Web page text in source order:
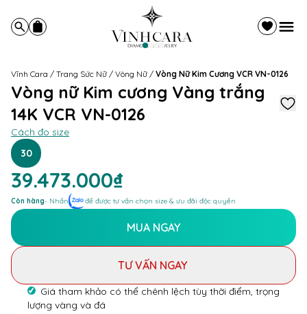
Vĩnh Cara / Trang Sức Nữ / Vòng Nữ / Vòng Nữ Kim Cương VCR VN-0126
Vòng nữ Kim cương Vàng trắng
14K VCR VN-0126
Cách đo size
30
39.473.000₫
Còn hàng- Nhấn để được tư vấn chọn size & ưu đãi độc quyền
MUA NGAY
TƯ VẤN NGAY
Giá tham khảo có thể chênh lệch tùy thời điểm, trọng
lượng vàng và đá